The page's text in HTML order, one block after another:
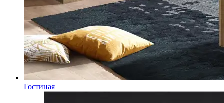
Гостиная